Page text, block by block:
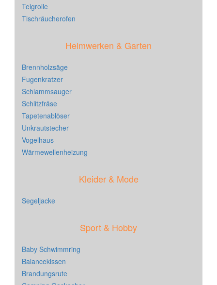
Teigrolle
Tischräucherofen
Heimwerken & Garten
Brennholzsäge
Fugenkratzer
Schlammsauger
Schlitzfräse
Tapetenablöser
Unkrautstecher
Vogelhaus
Wärmewellenheizung
Kleider & Mode
Segeljacke
Sport & Hobby
Baby Schwimmring
Balancekissen
Brandungsrute